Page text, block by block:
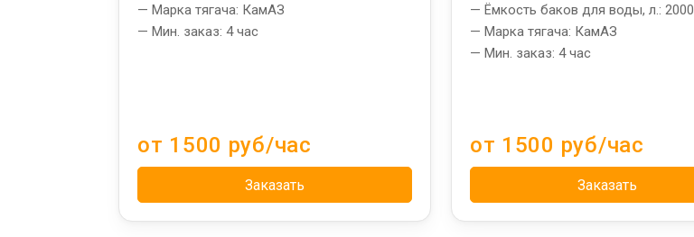
— Марка тягача: КамАЗ
— Мин. заказ: 4 час
от 1500 руб/час
Заказать
— Ёмкость баков для воды, л.: 2000
— Марка тягача: КамАЗ
— Мин. заказ: 4 час
от 1500 руб/час
Заказать